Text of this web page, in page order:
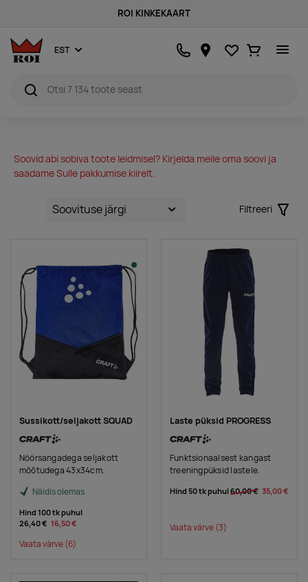
ROI KINKEKAART
EST Lemmikud
Ostukorv
Soovid abi sobiva toote leidmisel? Kirjelda meile oma soovi ja
saadame Sulle pakkumise kiirelt.
Filtreeri
Filter
Sussikott/seljakott SQUAD
Nöörsangadega seljakott
mõõtudega 43x34cm.
Näidis olemas
Hind 100 tk puhul
26,40 € 16,50 €
Vaata värve(6)
Laste püksid PROGRESS
Funktsionaalsest kangast
treeningpüksid lastele.
Hind 50 tk puhul60,00 € 35,00 €
Vaata värve(3)